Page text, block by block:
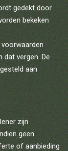
gedekt door
bekeken
dat vergen. De
aan
zijn
geen
of aanbieding